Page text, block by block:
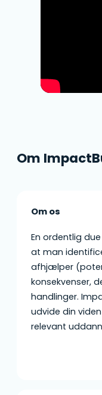
Om
Om os
En ordentlig
at man
afhjælper
konsekvenser,
handlinger.
udvide din
relevant